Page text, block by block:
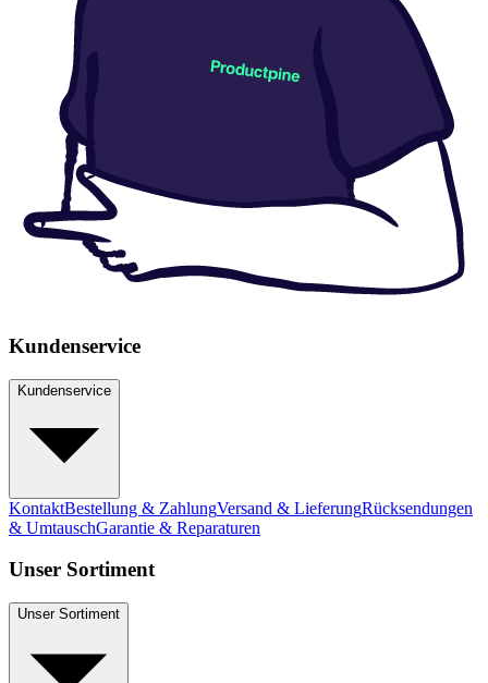
Kundenservice
Kundenservice
KontaktBestellung & ZahlungVersand & LieferungRücksendungen
& UmtauschGarantie & Reparaturen
Unser Sortiment
Unser Sortiment